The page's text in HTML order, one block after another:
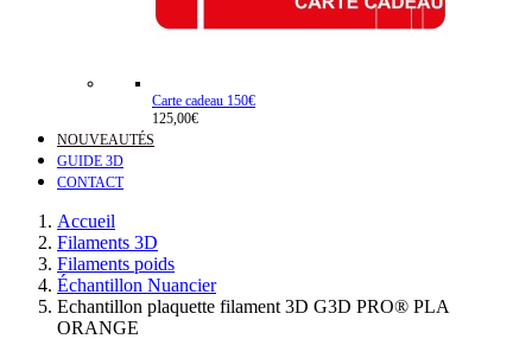
Carte cadeau 150€
125,00€
NOUVEAUTÉS
GUIDE 3D
CONTACT
Accueil
Filaments 3D
Filaments poids
Échantillon Nuancier
Echantillon plaquette filament 3D G3D PRO® PLA
ORANGE